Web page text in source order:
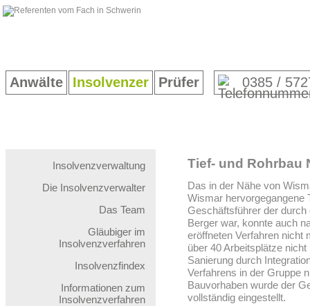
Anwälte Insolvenzer Prüfer 0385 /
Insolvenzverwaltung
Die Insolvenzverwalter
Das Team
Gläubiger im
Insolvenzverfahren
Insolvenzfindex
Informationen zum
Insolvenzverfahren
Tief- und Rohrbau
Das in der Nähe von
Wismar hervorgegangene
Geschäftsführer der
Berger war, konnte auch
eröffneten Verfahren nicht
über 40 Arbeitsplätze
Sanierung durch
Verfahrens in der Gruppe
Bauvorhaben wurde der
vollständig eingestellt.